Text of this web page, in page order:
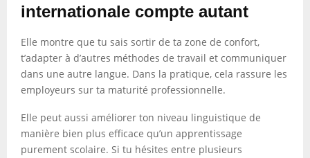
internationale compte autant
Elle montre que tu sais sortir de ta zone de confort,
t’adapter à d’autres méthodes de travail et communiquer
dans une autre langue. Dans la pratique, cela rassure les
employeurs sur ta maturité professionnelle.
Elle peut aussi améliorer ton niveau linguistique de
manière bien plus efficace qu’un apprentissage
purement scolaire. Si tu hésites entre plusieurs